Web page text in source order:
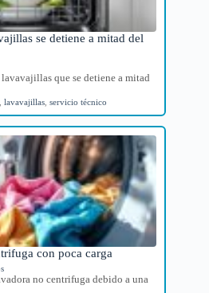
se detiene a mitad del
que se detiene a mitad
lavavajillas servicio técnico
con poca carga
no centrifuga debido a una